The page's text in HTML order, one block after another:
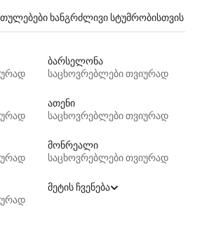
ხანგრძლივი სტუმრობისთვის
ბარსელონა
საცხოვრებლები თვიურად
ათენი
საცხოვრებლები თვიურად
მონრეალი
საცხოვრებლები თვიურად
მეტის ჩვენება